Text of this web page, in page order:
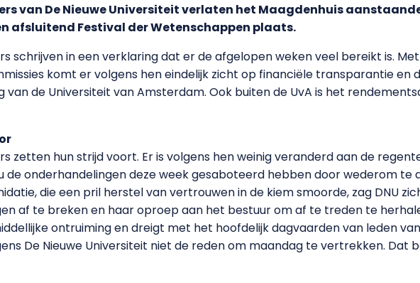
van De Nieuwe Universiteit verlaten het Maagdenhuis
afsluitend Festival der Wetenschappen plaats.
schrijven in een verklaring dat er de afgelopen weken veel bereikt is.
komt er volgens hen eindelijk zicht op financiële transparantie en
van de Universiteit van Amsterdam. Ook buiten de UvA is het
zetten hun strijd voort. Er is volgens hen weinig veranderd aan de
de onderhandelingen deze week gesaboteerd hebben door wederom te
die een pril herstel van vertrouwen in de kiem smoorde, zag DNU
af te breken en haar oproep aan het bestuur om af te treden te
ontruiming en dreigt met het hoofdelijk dagvaarden van leden
De Nieuwe Universiteit niet de reden om maandag te vertrekken. Dat